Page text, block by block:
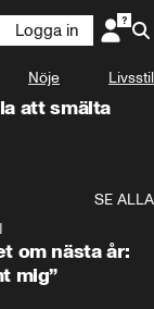
Logga in
Nöje Livsstil
att smälta
SE ALLA
om nästa år:
mig”